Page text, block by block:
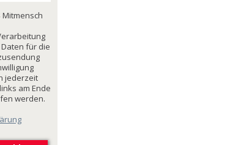
Mitmensch
für die
jederzeit
am Ende
werden.